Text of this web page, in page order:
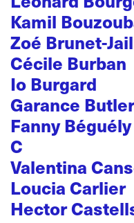
Kamil
Zoé Brunet-
Cécile Burban
Io Burgard
Garance
Fanny Béguély
C
Valentina
Loucia Carlier
Hector